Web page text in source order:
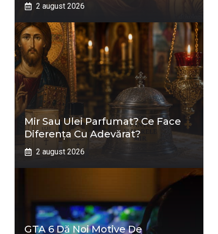
2 august 2026
Mir Sau Ulei Parfumat? Ce Face
Diferența Cu Adevărat?
2 august 2026
GTA 6 Dă Noi Motive De